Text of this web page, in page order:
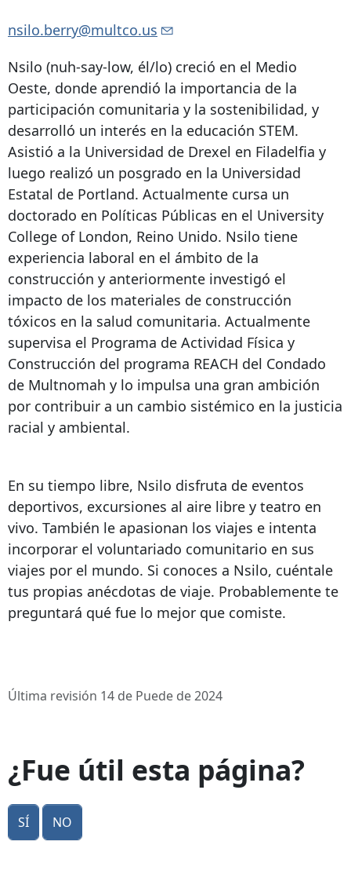
nsilo.berry@multco.us
Nsilo (nuh-say-low, él/lo) creció en el Medio
Oeste, donde aprendió la importancia de la
participación comunitaria y la sostenibilidad, y
desarrolló un interés en la educación STEM.
Asistió a la Universidad de Drexel en Filadelfia y
luego realizó un posgrado en la Universidad
Estatal de Portland. Actualmente cursa un
doctorado en Políticas Públicas en el University
College of London, Reino Unido. Nsilo tiene
experiencia laboral en el ámbito de la
construcción y anteriormente investigó el
impacto de los materiales de construcción
tóxicos en la salud comunitaria. Actualmente
supervisa el Programa de Actividad Física y
Construcción del programa REACH del Condado
de Multnomah y lo impulsa una gran ambición
por contribuir a un cambio sistémico en la justicia
racial y ambiental.
En su tiempo libre, Nsilo disfruta de eventos
deportivos, excursiones al aire libre y teatro en
vivo. También le apasionan los viajes e intenta
incorporar el voluntariado comunitario en sus
viajes por el mundo. Si conoces a Nsilo, cuéntale
tus propias anécdotas de viaje. Probablemente te
preguntará qué fue lo mejor que comiste.
Última revisión 14 de Puede de 2024
¿Fue útil esta página?
Sí No